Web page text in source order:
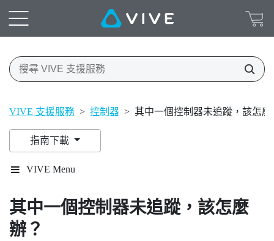
VIVE 支援服務 > 控制器 > 其中一個控制器未追蹤，該怎麼
指南下載
VIVE Menu
其中一個控制器未追蹤，該怎麼
辦？